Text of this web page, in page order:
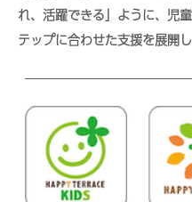
れ、活躍できる」ように、児
テップに合わせた支援を展開し